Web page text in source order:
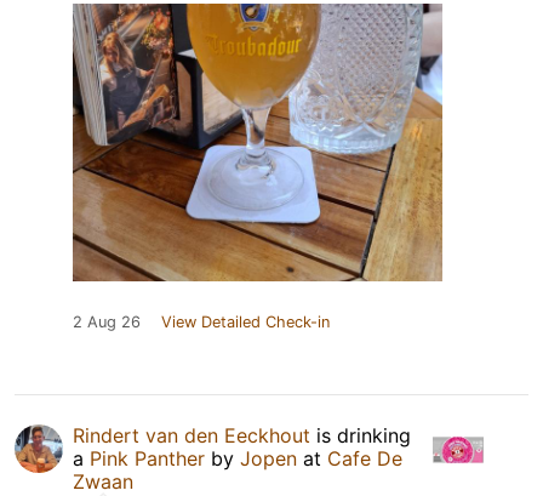
2 Aug 26 View Detailed Check-in
Rindert van den Eeckhout is drinking
a Pink Panther by Jopen at Cafe De
Zwaan